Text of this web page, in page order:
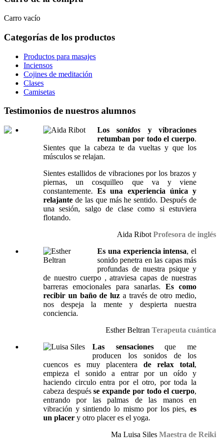
Carro vacío
Categorías de los productos
Productos para masajes
Inciensos
Cojines de meditación
Clases
Camisetas
Testimonios de nuestros alumnos
Los sonidos y vibraciones
retumban por todo el cuerpo.
Sientes que la cabeza te da vueltas y que los
músculos se relajan.
Sientes estallidos de vibraciones por los brazos y
piernas, un cosquilleo que va y viene
constantemente.Es una experiencia única y
relajante de las que más he sentido. Después de
una sesión, salgo de clase como si estuviera
flotando.
Aida Ribot Profesora de inglés
Es una experiencia intensa, el
sonido penetra en las capas más
profundas de nuestra psique y
de nuestro cuerpo , atraviesa capas de nuestras
barreras emocionales para sanarlas. Es como
recibir un baño de luz a través de otro medio,
nos despeja la mente y despierta nuestra
conciencia.
Esther Beltran Terapeuta cuántica
Las sensacionesque me
producen los sonidos de los
cuencos es muy placentera de relax total,
empieza el sonido a entrar por un oído y
haciendo circulo entra por el otro, por toda la
cabeza despuésse expande por todo el cuerpo,
entrando por las palmas de las manos en
vibración y sintiendo lo mismo por los pies, es
un placer y otro placer es el yoga.
Ma Luisa Siles Maestra de Reiki